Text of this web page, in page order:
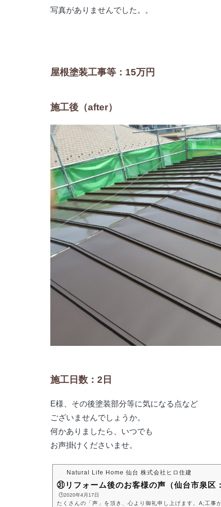
写真がありませんでした。。
屋根塗装工事等：15万円
施工後（after）
施工日数：2日
E様、その後塗装部分等に気になる点など
ございませんでしょうか。
何かありましたら、いつでも
お声掛けくださいませ。
Natural Life Home 仙台 株式会社ヒロ住建
㉛リフォーム後のお客様の声（仙台市泉区
🕒️2020年4月17日
たくさんの「声」を頂き、心より御礼申し上げます。A;工事